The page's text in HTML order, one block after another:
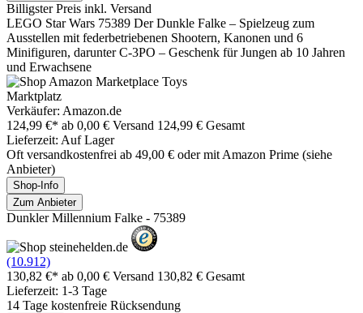
Billigster Preis inkl. Versand
LEGO Star Wars 75389 Der Dunkle Falke – Spielzeug zum
Ausstellen mit federbetriebenen Shootern, Kanonen und 6
Minifiguren, darunter C-3PO – Geschenk für Jungen ab 10 Jahren
und Erwachsene
Marktplatz
Verkäufer: Amazon.de
124,99 €* ab 0,00 € Versand 124,99 € Gesamt
Lieferzeit: Auf Lager
Oft versandkostenfrei ab 49,00 € oder mit Amazon Prime (siehe
Anbieter)
Shop-Info
Zum Anbieter
Dunkler Millennium Falke - 75389
(10.912)
130,82 €* ab 0,00 € Versand 130,82 € Gesamt
Lieferzeit: 1-3 Tage
14 Tage kostenfreie Rücksendung